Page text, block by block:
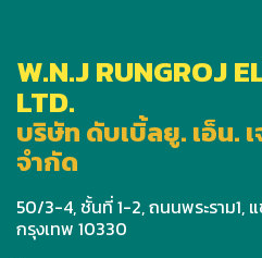
W.N.J RUNGROJ
LTD.
บริษัท ดับเบิ้ลยู. เอ็น.
จำกัด
50/3-4, ชั้นที่ 1-2, ถนนพระราม1,
กรุงเทพ 10330